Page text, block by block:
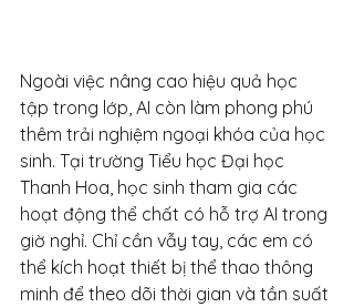
Ngoài việc nâng cao hiệu quả học
tập trong lớp, AI còn làm phong phú
thêm trải nghiệm ngoại khóa của học
sinh. Tại trường Tiểu học Đại học
Thanh Hoa, học sinh tham gia các
hoạt động thể chất có hỗ trợ AI trong
giờ nghỉ. Chỉ cần vẫy tay, các em có
thể kích hoạt thiết bị thể thao thông
minh để theo dõi thời gian và tần suất